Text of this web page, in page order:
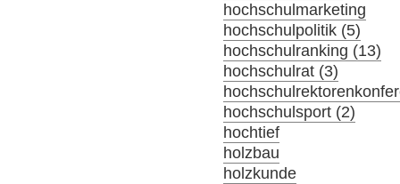
hochschulmarketing
hochschulpolitik (5)
hochschulranking (13)
hochschulrat (3)
hochschulsport (2)
hochtief
holzbau
holzkunde